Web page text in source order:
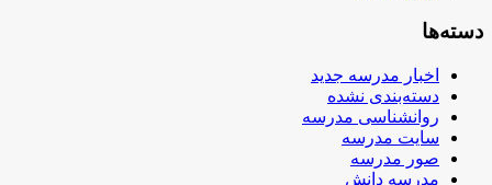
دسته‌ها
اخبار مدرسه جدید
دسته‌بندی نشده
روانشناسی مدرسه
سایت مدرسه
صور مدرسه
مدرسه دانش